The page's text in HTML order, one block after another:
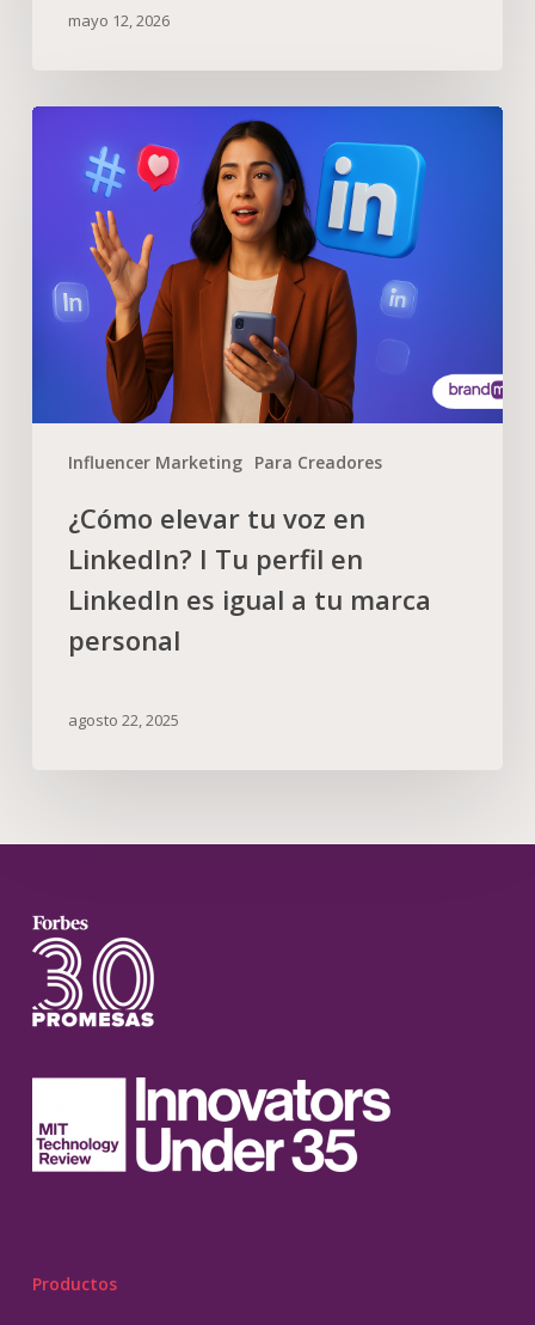
mayo 12, 2026
Influencer Marketing Para Creadores
¿Cómo elevar tu voz en
LinkedIn? I Tu perfil en
LinkedIn es igual a tu marca
personal
agosto 22, 2025
Productos